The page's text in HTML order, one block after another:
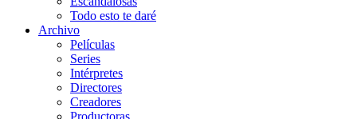
Todo esto te daré
Archivo
Películas
Series
Intérpretes
Directores
Creadores